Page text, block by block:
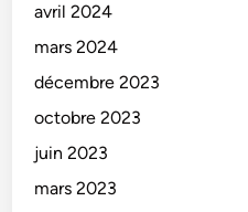
avril 2024
mars 2024
décembre 2023
octobre 2023
juin 2023
mars 2023